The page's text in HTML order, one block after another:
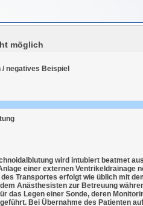
möglich
negatives Beispiel
wird intubiert beatmet
einer externen Ventrikeldrainage
des Transportes erfolgt wie üblich mit
Anästhesisten zur Betreuung
das Legen einer Sonde, deren
Bei Übernahme des Patienten